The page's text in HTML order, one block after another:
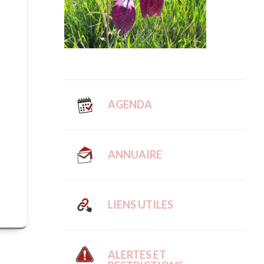
AGENDA
ANNUAIRE
LIENS UTILES
ALERTES ET